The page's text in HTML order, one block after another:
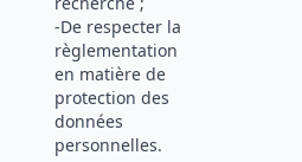
-De respecter la
règlementation
en matière de
protection des
données
personnelles.